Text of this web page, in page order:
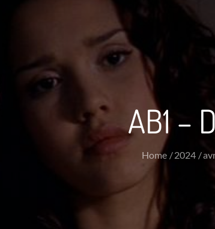
AB1 –
Home 2024